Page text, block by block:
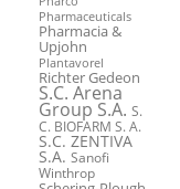
Pharmaceuticals
Pharmacia &
Upjohn
Plantavorel
Richter Gedeon
S.C. Arena
Group S.A. S.
C. BIOFARM S. A.
S.C. ZENTIVA
S.A. Sanofi
Winthrop